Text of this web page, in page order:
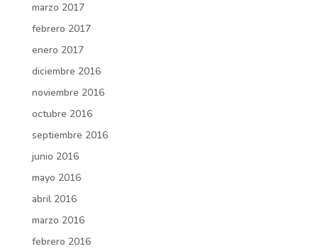
marzo 2017
febrero 2017
enero 2017
diciembre 2016
noviembre 2016
octubre 2016
septiembre 2016
junio 2016
mayo 2016
abril 2016
marzo 2016
febrero 2016